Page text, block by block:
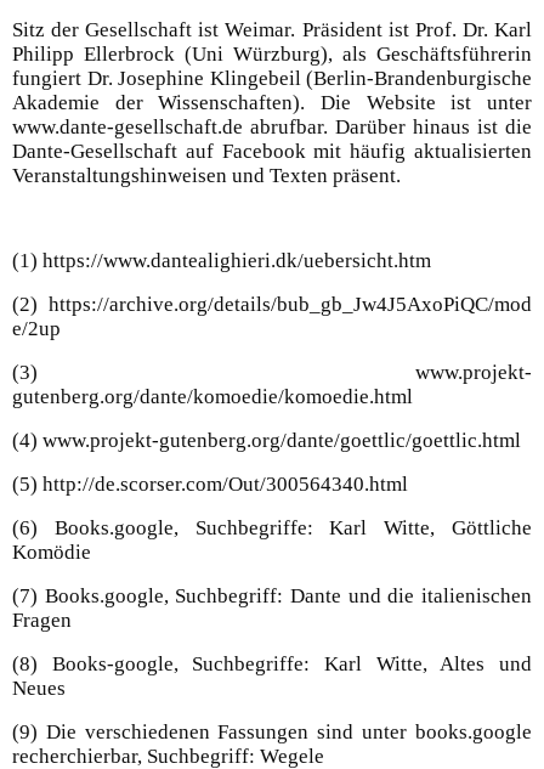
Sitz der Gesellschaft ist Weimar. Präsident ist Prof. Dr. Karl
Philipp Ellerbrock (Uni Würzburg), als Geschäftsführerin
fungiert Dr. Josephine Klingebeil (Berlin-Brandenburgische
Akademie der Wissenschaften). Die Website ist unter
www.dante-gesellschaft.de abrufbar. Darüber hinaus ist die
Dante-Gesellschaft auf Facebook mit häufig aktualisierten
Veranstaltungshinweisen und Texten präsent.
(1) https://www.dantealighieri.dk/uebersicht.htm
(2) https://archive.org/details/bub_gb_Jw4J5AxoPiQC/mod
e/2up
(3) www.projekt-
gutenberg.org/dante/komoedie/komoedie.html
(4) www.projekt-gutenberg.org/dante/goettlic/goettlic.html
(5) http://de.scorser.com/Out/300564340.html
(6) Books.google, Suchbegriffe: Karl Witte, Göttliche
Komödie
(7) Books.google, Suchbegriff: Dante und die italienischen
Fragen
(8) Books-google, Suchbegriffe: Karl Witte, Altes und
Neues
(9) Die verschiedenen Fassungen sind unter books.google
recherchierbar, Suchbegriff: Wegele